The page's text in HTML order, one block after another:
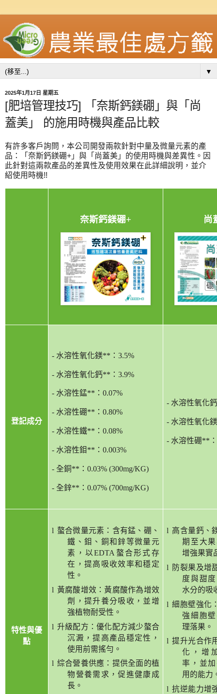
▼
2025年1月17日 星期五
[肥培管理技巧] 「奈斯鈣鎂硼」與「尚
蓋美」 的施用時機與產品比較
有許多客戶詢問，本公司開發兩款針對中量及微量元素的產
品：「奈斯鈣鎂硼+」與「尚蓋美」的使用時機與差異性。因
此針對這兩款產品的差異性及使用效果在此詳細說明，並介
紹使用時機!!
奈斯鈣鎂硼+ 尚
登記成分
- 水溶性氧化鎂** ：3.5%
- 水溶性氧化鈣** ：3.9%
-水溶性錳** ：0.07%
- 水溶性硼** ：0.80%
- 水溶性鐵** ：0.08%
- 水溶性鉬 ** ：0.003%
-全銅 ** ：0.03% (300mg/KG)
-全鋅** ：0.07% (700mg/KG)
- 水溶性氧化
- 水溶性氧化
- 水溶性硼**
特性與優
點
l 螯合微量元素：含有錳、硼、
鐵、鉬、銅和鋅等微量元
素，以EDTA 螯合形式存
在，提高吸收效率和穩定
性。
l 黃腐酸增效：黃腐酸作為增效
劑，提升養分吸收，並增
強植物耐受性。
l 升級配方：優化配方減少螯合
沉澱，提高產品穩定性，
使用前需搖勻。
l 綜合營養供應：提供全面的植
物營養需求，促進健康成
長。
l 高含量鈣、
期至大
增強果實
l
防裂果及增
度與甜
水分的吸
l 細胞壁強化
強細胞
理落果。
l 提升光合作
化，增
率，並
用的能力
l 抗逆能力增